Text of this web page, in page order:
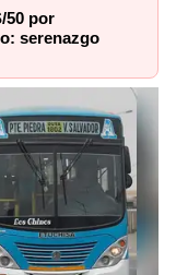
50 por
serenazgo